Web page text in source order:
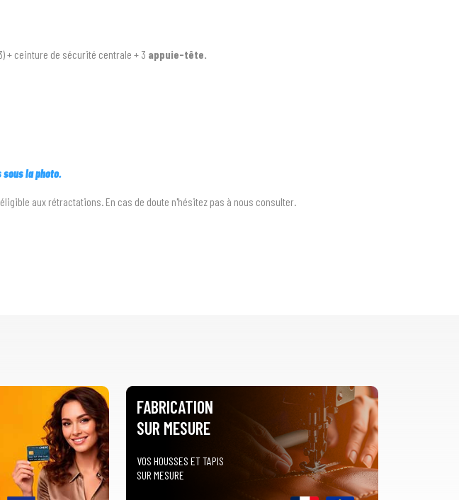
+ ceinture de sécurité centrale + 3 appuie-tête.
la photo.
aux rétractations. En cas de doute n'hésitez pas à nous consulter.
FABRICATION
SUR MESURE
VOS HOUSSES ET TAPIS
SUR MESURE